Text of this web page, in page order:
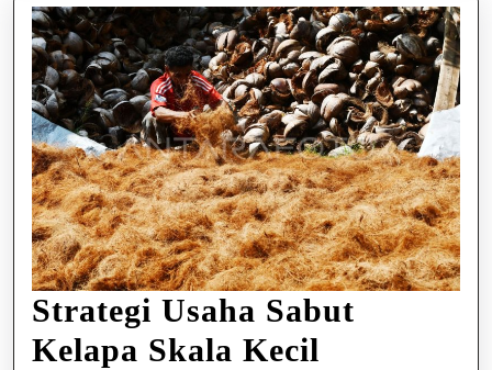
Strategi Usaha Sabut
Kelapa Skala Kecil